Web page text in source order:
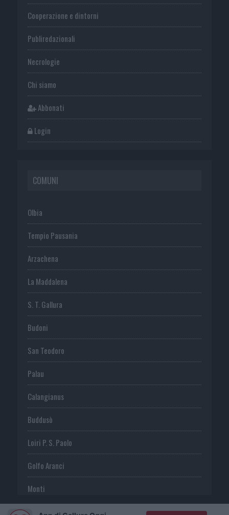
Cooperazione e dintorni
Publiredazionali
Necrologie
Chi siamo
Abbonati
Login
COMUNI
Olbia
Tempio Pausania
Arzachena
La Maddalena
S. T. Gallura
Budoni
San Teodoro
Palau
Calangianus
Buddusò
Loiri P. S. Paolo
Golfo Aranci
Monti
Telti